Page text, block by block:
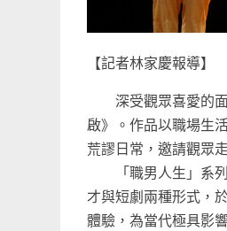
【記者林家慶報導】
深受觀眾喜愛的面
啟》。作品以職場生
荒謬日常，邀請觀眾
「職男人生」系列
才與短劇兩種形式，
體驗，為當代極具影